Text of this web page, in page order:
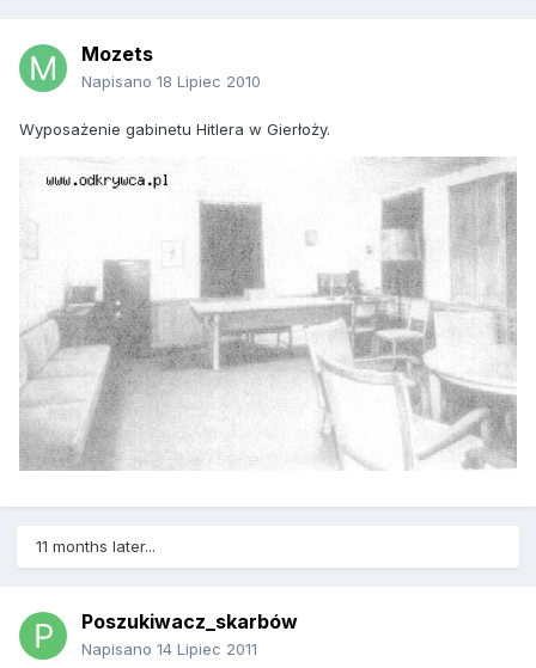
Mozets
Napisano 18 Lipiec 2010
Wyposażenie gabinetu Hitlera w Gierłoży.
11 months later...
Poszukiwacz_skarbów
Napisano 14 Lipiec 2011